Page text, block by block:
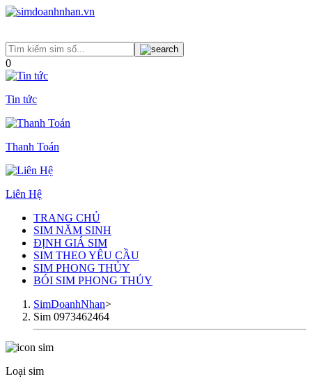
0
Tin tức
Thanh Toán
Liên Hệ
TRANG CHỦ
SIM NĂM SINH
ĐỊNH GIÁ SIM
SIM THEO YÊU CẦU
SIM PHONG THỦY
BÓI SIM PHONG THỦY
SimDoanhNhan>
Sim 0973462464
Loại sim